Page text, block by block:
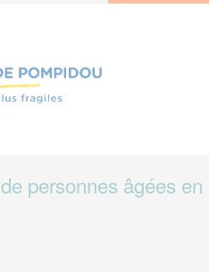
personnes âgées en